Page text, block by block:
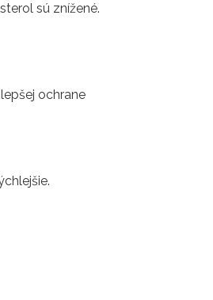
sú znížené.
ochrane